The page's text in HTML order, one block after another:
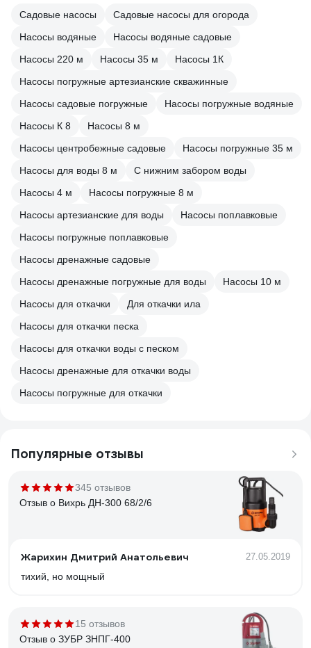
Садовые насосы
Садовые насосы для огорода
Насосы водяные
Насосы водяные садовые
Насосы 220 м
Насосы 35 м
Насосы 1К
Насосы погружные артезианские скважинные
Насосы садовые погружные
Насосы погружные водяные
Насосы К 8
Насосы 8 м
Насосы центробежные садовые
Насосы погружные 35 м
Насосы для воды 8 м
С нижним забором воды
Насосы 4 м
Насосы погружные 8 м
Насосы артезианские для воды
Насосы поплавковые
Насосы погружные поплавковые
Насосы дренажные садовые
Насосы дренажные погружные для воды
Насосы 10 м
Насосы для откачки
Для откачки ила
Насосы для откачки песка
Насосы для откачки воды с песком
Насосы дренажные для откачки воды
Насосы погружные для откачки
Популярные отзывы
345 отзывов
Отзыв о Вихрь ДН-300 68/2/6
Жарихин Дмитрий Анатольевич 27.05.2019
тихий, но мощный
15 отзывов
Отзыв о ЗУБР ЗНПГ-400